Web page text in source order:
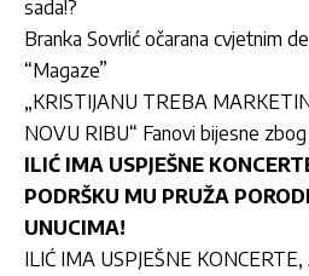
sada!?
Branka Sovrlić očarana cvjetnim
“Magaze”
„KRISTIJANU TREBA
NOVU RIBU“ Fanovi bijesne zbog
ILIĆ IMA USPJEŠNE
PODRŠKU MU PRUŽA
UNUCIMA!
ILIĆ IMA USPJEŠNE